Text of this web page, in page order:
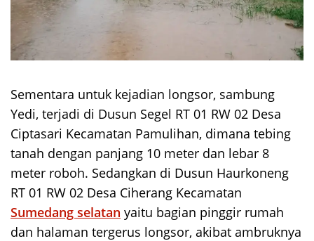
Sementara untuk kejadian longsor, sambung
Yedi, terjadi di Dusun Segel RT 01 RW 02 Desa
Ciptasari Kecamatan Pamulihan, dimana tebing
tanah dengan panjang 10 meter dan lebar 8
meter roboh. Sedangkan di Dusun Haurkoneng
RT 01 RW 02 Desa Ciherang Kecamatan
Sumedang selatan yaitu bagian pinggir rumah
dan halaman tergerus longsor, akibat ambruknya